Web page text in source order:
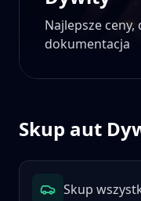
Najlepsze
dokumentacja
Skup aut
Skup